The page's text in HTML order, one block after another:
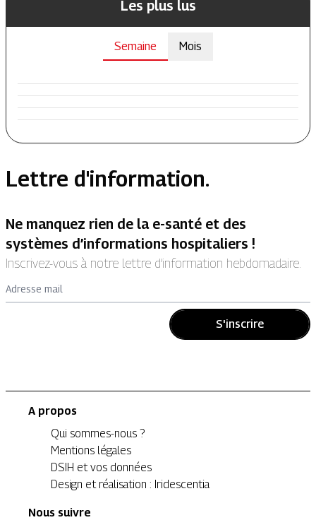
Les plus lus
Semaine Mois
Lettre d'information.
Ne manquez rien de la e-santé et des
systèmes d’informations hospitaliers !
Inscrivez-vous à notre lettre d’information hebdomadaire.
Adresse mail
S'inscrire
A propos
Qui sommes-nous ?
Mentions légales
DSIH et vos données
Design et réalisation : Iridescentia
Nous suivre